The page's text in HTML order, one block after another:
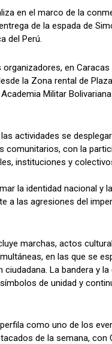
en el marco de la
de la espada de
del Perú.
en Caracas
la Zona rental de
Militar
actividades se
comunitarios, con la
instituciones y
la identidad nacional y
a las agresiones del
marchas, actos
en las que se
ciudadana. La bandera y la
de unidad y
como uno de los
de la semana, con